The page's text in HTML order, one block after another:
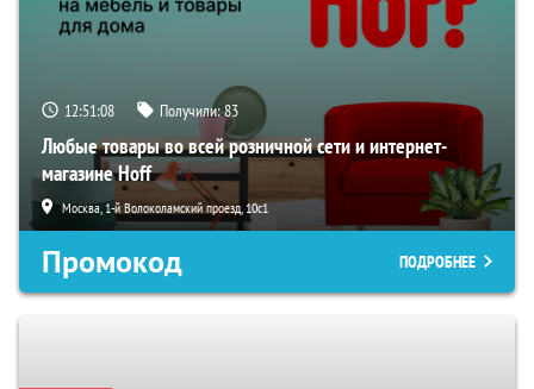
12:51:07 Получили:83
Любые товары во всей розничной сети и интернет-
магазине Hoff
Москва, 1-й Волоколамский проезд, 10с1
Промокод ПОДРОБНЕЕ